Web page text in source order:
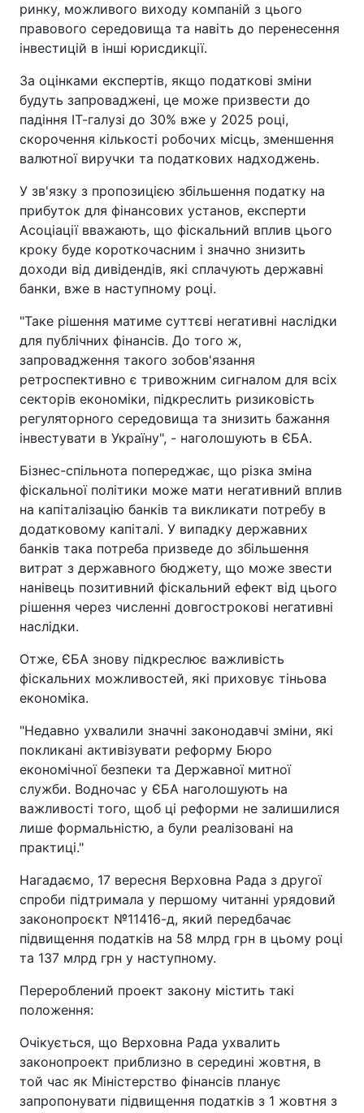
ринку, можливого виходу компаній з цього
правового середовища та навіть до перенесення
інвестицій в інші юрисдикції.
За оцінками експертів, якщо податкові зміни
будуть запроваджені, це може призвести до
падіння ІТ-галузі до 30% вже у 2025 році,
скорочення кількості робочих місць, зменшення
валютної виручки та податкових надходжень.
У зв'язку з пропозицією збільшення податку на
прибуток для фінансових установ, експерти
Асоціації вважають, що фіскальний вплив цього
кроку буде короткочасним і значно знизить
доходи від дивідендів, які сплачують державні
банки, вже в наступному році.
"Таке рішення матиме суттєві негативні наслідки
для публічних фінансів. До того ж,
запровадження такого зобов'язання
ретроспективно є тривожним сигналом для всіх
секторів економіки, підкреслить ризиковість
регуляторного середовища та знизить бажання
інвестувати в Україну", - наголошують в ЄБА.
Бізнес-спільнота попереджає, що різка зміна
фіскальної політики може мати негативний вплив
на капіталізацію банків та викликати потребу в
додатковому капіталі. У випадку державних
банків така потреба призведе до збільшення
витрат з державного бюджету, що може звести
нанівець позитивний фіскальний ефект від цього
рішення через численні довгострокові негативні
наслідки.
Отже, ЄБА знову підкреслює важливість
фіскальних можливостей, які приховує тіньова
економіка.
"Недавно ухвалили значні законодавчі зміни, які
покликані активізувати реформу Бюро
економічної безпеки та Державної митної
служби. Водночас у ЄБА наголошують на
важливості того, щоб ці реформи не залишилися
лише формальністю, а були реалізовані на
практиці."
Нагадаємо, 17 вересня Верховна Рада з другої
спроби підтримала у першому читанні урядовий
законопроєкт №11416-д, який передбачає
підвищення податків на 58 млрд грн в цьому році
та 137 млрд грн у наступному.
Перероблений проект закону містить такі
положення:
Очікується, що Верховна Рада ухвалить
законопроект приблизно в середині жовтня, в
той час як Міністерство фінансів планує
запропонувати підвищення податків з 1 жовтня з